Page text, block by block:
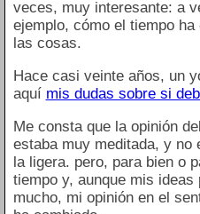
veces, muy interesante: a
ejemplo, cómo el tiempo
las cosas.
Hace casi veinte años, un
aquí mis dudas sobre si
Me consta que la opinión
estaba muy meditada, y no
la ligera. pero, para bien o
tiempo y, aunque mis
mucho, mi opinión en el